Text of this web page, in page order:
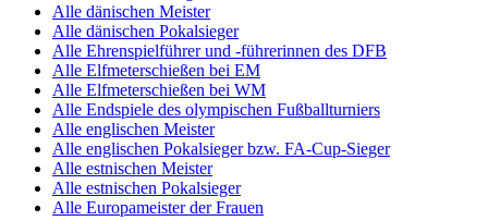
Alle dänischen Meister
Alle dänischen Pokalsieger
Alle Ehrenspielführer und -führerinnen des DFB
Alle Elfmeterschießen bei EM
Alle Elfmeterschießen bei WM
Alle Endspiele des olympischen Fußballturniers
Alle englischen Meister
Alle englischen Pokalsieger bzw. FA-Cup-Sieger
Alle estnischen Meister
Alle estnischen Pokalsieger
Alle Europameister der Frauen